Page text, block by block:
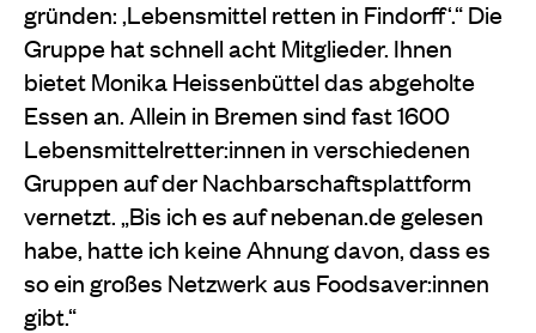
gründen: ‚Lebensmittel retten in Findorff‘.“ Die
Gruppe hat schnell acht Mitglieder. Ihnen
bietet Monika Heissenbüttel das abgeholte
Essen an. Allein in Bremen sind fast 1600
Lebensmittelretter:innen in verschiedenen
Gruppen auf der Nachbarschaftsplattform
vernetzt. „Bis ich es auf nebenan.de gelesen
habe, hatte ich keine Ahnung davon, dass es
so ein großes Netzwerk aus Foodsaver:innen
gibt.“